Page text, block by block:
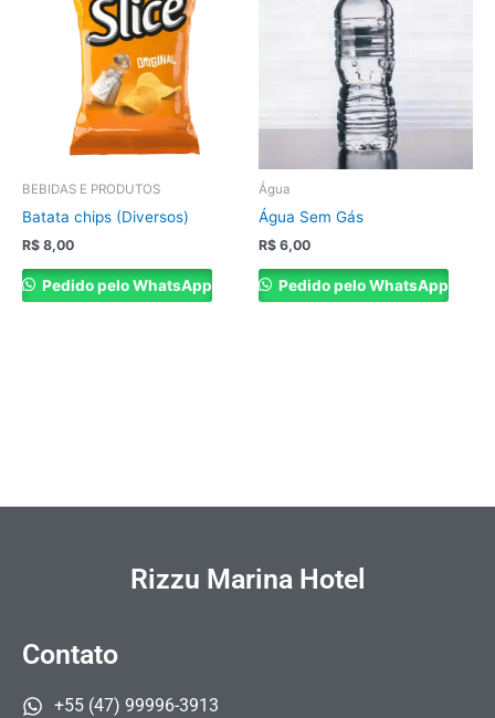
BEBIDAS E PRODUTOS
Batata chips (Diversos)
R$ 8,00
Pedido pelo WhatsApp
Água
Água Sem Gás
R$ 6,00
Pedido pelo WhatsApp
Rizzu Marina Hotel
Contato
+55 (47) 99996-3913